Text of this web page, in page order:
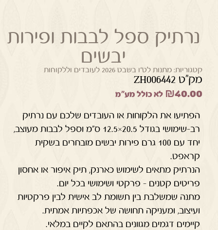
נרתיק ספל לבבות ופירות
יבשים
קטגוריות: מתנות לט"ו בשבט 2026 לעובדים וללקוחות
מק"ט ZH006442
₪40.00 לא כולל מע"מ
הפתיעו את הלקוחות או העובדים שלכם עם נרתיק
רב-שימושי בגודל 20.5×12.5 ס"מ וספל לבבות מעוצב,
יחד עם 100 גרם פירות יבשים מובחרים בשקית
קראפט.
הנרתיק מתאים לשימוש כארנק, תיק איפור או אחסון
פריטים קטנים – פרקטי ושימושי בכל יום.
מתנה שמשלבת בין תשומת לב אישית לבין פרקטיות
ועיצוב, ומעניקה תחושה של אכפתיות אמתית.
קיימים דגמים מגוונים בהתאם לקיים במלאי.